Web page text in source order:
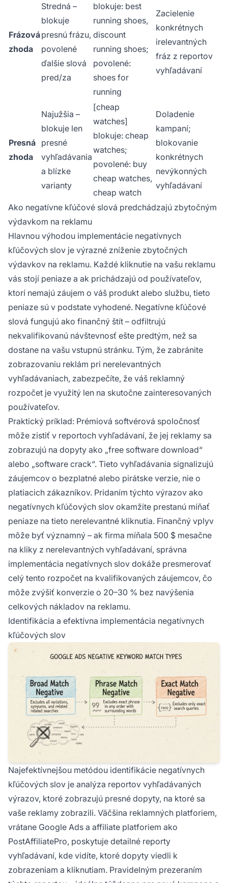
Frázová
zhoda
Stredná –
blokuje
presnú frázu,
povolené
ďalšie slová
pred/za
blokuje: best
running shoes,
discount
running shoes;
povolené:
shoes for
running
Zacielenie
konkrétnych
irelevantných
fráz z reportov
vyhľadávaní
Presná
zhoda
Najužšia –
blokuje len
presné
vyhľadávania
a blízke
varianty
[cheap
watches]
blokuje: cheap
watches;
povolené: buy
cheap watches,
cheap watch
Doladenie
kampaní;
blokovanie
konkrétnych
nevýkonných
vyhľadávaní
Ako negatívne kľúčové slová predchádzajú zbytočným
výdavkom na reklamu
Hlavnou výhodou implementácie negatívnych
kľúčových slov je výrazné zníženie zbytočných
výdavkov na reklamu. Každé kliknutie na vašu reklamu
vás stojí peniaze a ak prichádzajú od používateľov,
ktorí nemajú záujem o váš produkt alebo službu, tieto
peniaze sú v podstate vyhodené. Negatívne kľúčové
slová fungujú ako finančný štít – odfiltrujú
nekvalifikovanú návštevnosť ešte predtým, než sa
dostane na vašu vstupnú stránku. Tým, že zabránite
zobrazovaniu reklám pri nerelevantných
vyhľadávaniach, zabezpečíte, že váš reklamný
rozpočet je využitý len na skutočne zainteresovaných
používateľov.
Praktický príklad: Prémiová softvérová spoločnosť
môže zistiť v reportoch vyhľadávaní, že jej reklamy sa
zobrazujú na dopyty ako „free software download“
alebo „software crack“. Tieto vyhľadávania signalizujú
záujemcov o bezplatné alebo pirátske verzie, nie o
platiacich zákazníkov. Pridaním týchto výrazov ako
negatívnych kľúčových slov okamžite prestanú míňať
peniaze na tieto nerelevantné kliknutia. Finančný vplyv
môže byť významný – ak firma míňala 500 $ mesačne
na kliky z nerelevantných vyhľadávaní, správna
implementácia negatívnych slov dokáže presmerovať
celý tento rozpočet na kvalifikovaných záujemcov, čo
môže zvýšiť konverzie o 20–30 % bez navýšenia
celkových nákladov na reklamu.
Identifikácia a efektívna implementácia negatívnych
kľúčových slov
Najefektívnejšou metódou identifikácie negatívnych
kľúčových slov je analýza reportov vyhľadávaných
výrazov, ktoré zobrazujú presné dopyty, na ktoré sa
vaše reklamy zobrazili. Väčšina reklamných platforiem,
vrátane Google Ads a affiliate platforiem ako
PostAffiliatePro, poskytuje detailné reporty
vyhľadávaní, kde vidíte, ktoré dopyty viedli k
zobrazeniam a kliknutiam. Pravidelným prezeraním